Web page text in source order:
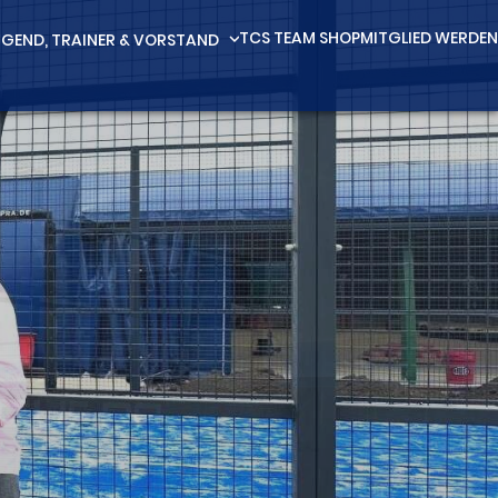
TRAINER & VORSTAND expand_moreTCS TEAM SHOPMITGLIED WERDEN